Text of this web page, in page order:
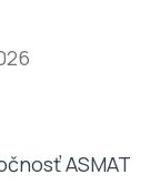
ASMAT